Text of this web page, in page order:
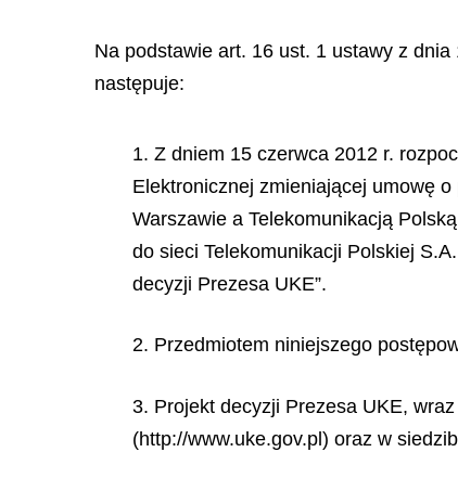
Na podstawie art. 16 ust. 1 ustawy z
następuje:
1. Z dniem 15 czerwca 2012 r.
Elektronicznej zmieniającej umowę
Warszawie a Telekomunikacją
do sieci Telekomunikacji Polskiej
decyzji Prezesa UKE”.
2. Przedmiotem niniejszego
3. Projekt decyzji Prezesa UKE,
(http://www.uke.gov.pl) oraz w